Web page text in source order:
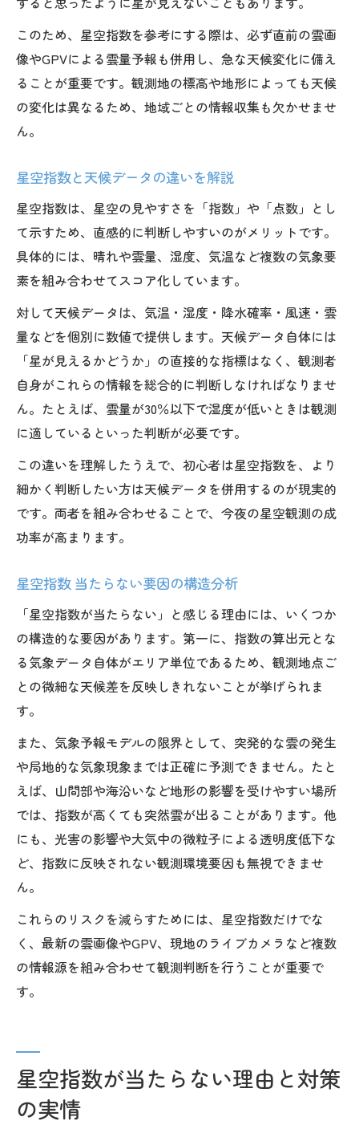
このため、星空指数を参考にする際は、必ず直前の雲画
像やGPVによる雲量予報も併用し、急な天候変化に備え
ることが重要です。観測地の標高や地形によっても天候
の変化は異なるため、地域ごとの情報収集も欠かせませ
ん。
星空指数と天候データの違いを解説
星空指数は、星空の見やすさを「指数」や「点数」とし
て示すため、直感的に判断しやすいのがメリットです。
具体的には、晴れや雲量、湿度、気温など複数の気象要
素を組み合わせてスコア化しています。
対して天候データは、気温・湿度・降水確率・風速・雲
量などを個別に数値で提供します。天候データ自体には
「星が見えるかどうか」の直接的な指標はなく、観測者
自身がこれらの情報を総合的に判断しなければなりませ
ん。たとえば、雲量が30％以下で湿度が低いときは観測
に適しているといった判断が必要です。
この違いを理解したうえで、初心者は星空指数を、より
細かく判断したい方は天候データを併用するのが現実的
です。両者を組み合わせることで、今夜の星空観測の成
功率が高まります。
星空指数 当たらない要因の構造分析
「星空指数が当たらない」と感じる理由には、いくつか
の構造的な要因があります。第一に、指数の算出元とな
る気象データ自体がエリア単位であるため、観測地点ご
との微細な天候差を反映しきれないことが挙げられま
す。
また、気象予報モデルの限界として、突発的な雲の発生
や局地的な気象現象までは正確に予測できません。たと
えば、山間部や海沿いなど地形の影響を受けやすい場所
では、指数が高くても突然雲が出ることがあります。他
にも、光害の影響や大気中の微粒子による透明度低下な
ど、指数に反映されない観測環境要因も無視できませ
ん。
これらのリスクを減らすためには、星空指数だけでな
く、最新の雲画像やGPV、現地のライブカメラなど複数
の情報源を組み合わせて観測判断を行うことが重要で
す。
星空指数が当たらない理由と対策
の実情